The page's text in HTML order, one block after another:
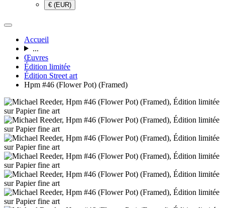
€ (EUR)
Accueil
...
Œuvres
Édition limitée
Édition Street art
Hpm #46 (Flower Pot) (Framed)